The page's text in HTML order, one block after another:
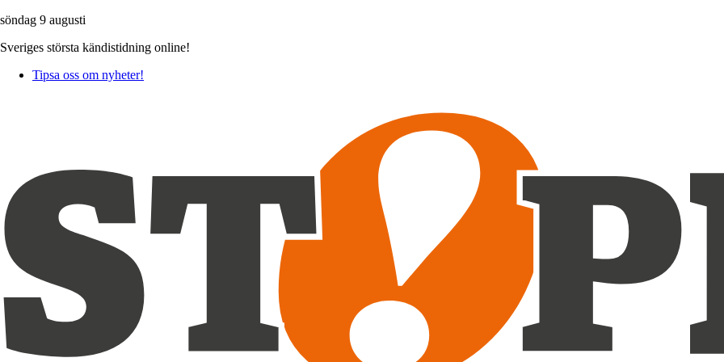
söndag 9 augusti
Sveriges största kändistidning online!
Tipsa oss om nyheter!